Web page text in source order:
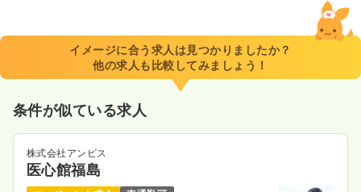
8:30～17:30 （休憩60分）
時給1,500円以上可
気になる
外来正・准看護師
イメージに合う求人は見つかりましたか？
他の求人も比較してみましょう！
条件が似ている求人
株式会社アンビス
医心館福島